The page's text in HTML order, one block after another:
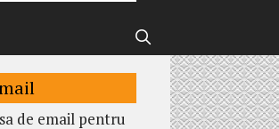
de email pentru